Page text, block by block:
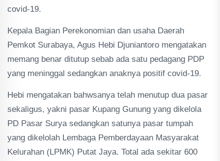
covid-19.
Kepala Bagian Perekonomian dan usaha Daerah
Pemkot Surabaya, Agus Hebi Djuniantoro mengatakan
memang benar ditutup sebab ada satu pedagang PDP
yang meninggal sedangkan anaknya positif covid-19.
Hebi mengatakan bahwsanya telah menutup dua pasar
sekaligus, yakni pasar Kupang Gunung yang dikelola
PD Pasar Surya sedangkan satunya pasar tumpah
yang dikelolah Lembaga Pemberdayaan Masyarakat
Kelurahan (LPMK) Putat Jaya. Total ada sekitar 600